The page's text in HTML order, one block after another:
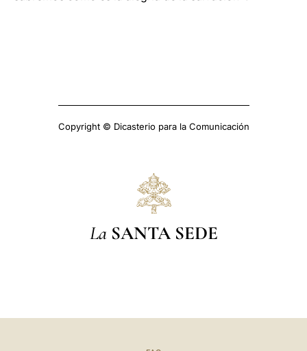
Copyright © Dicasterio para la Comunicación
La SANTA SEDE